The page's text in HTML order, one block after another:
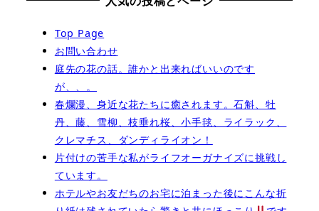
Top Page
お問い合わせ
庭先の花の話。誰かと出来ればいいのです
が、、。
春爛漫、身近な花たちに癒されます。石斛、牡
丹、藤、雪柳、枝垂れ桜、小手毬、ライラック、
クレマチス、ダンディライオン！
片付けの苦手な私がライフオーガナイズに挑戦し
ています。
ホテルやお友だちのお宅に泊まった後にこんな折